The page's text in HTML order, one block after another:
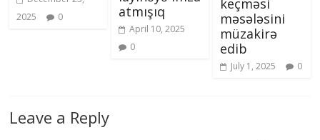
2025
0
atmışıq
April 10, 2025
0
məsələsini
müzakirə
edib
July 1, 2025 0
Leave a Reply